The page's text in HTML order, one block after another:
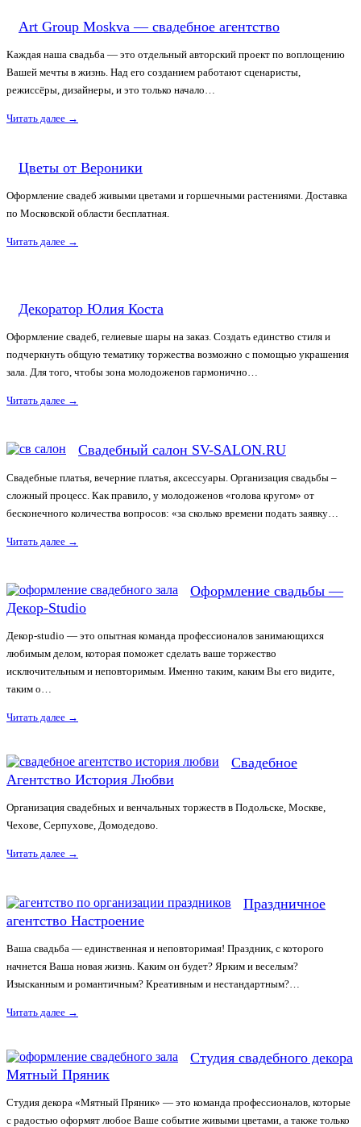
Art Group Moskva — свадебное агентство
Каждая наша свадьба — это отдельный авторский проект по воплощению
Вашей мечты в жизнь. Над его созданием работают сценаристы,
режиссёры, дизайнеры, и это только начало…
Читать далее →
Цветы от Вероники
Оформление свадеб живыми цветами и горшечными растениями. Доставка
по Московской области бесплатная.
Читать далее →
Декоратор Юлия Коста
Оформление свадеб, гелиевые шары на заказ. Создать единство стиля и
подчеркнуть общую тематику торжества возможно с помощью украшения
зала. Для того, чтобы зона молодоженов гармонично…
Читать далее →
Свадебный салон SV-SALON.RU
Свадебные платья, вечерние платья, аксессуары. Организация свадьбы –
сложный процесс. Как правило, у молодоженов «голова кругом» от
бесконечного количества вопросов: «за сколько времени подать заявку…
Читать далее →
Оформление свадьбы —
Декор-Studio
Декор-studio — это опытная команда профессионалов занимающихся
любимым делом, которая поможет сделать ваше торжество
исключительным и неповторимым. Именно таким, каким Вы его видите,
таким о…
Читать далее →
Свадебное
Агентство История Любви
Организация свадебных и венчальных торжеств в Подольске, Москве,
Чехове, Серпухове, Домодедово.
Читать далее →
Праздничное
агентство Настроение
Ваша свадьба — единственная и неповторимая! Праздник, с которого
начнется Ваша новая жизнь. Каким он будет? Ярким и веселым?
Изысканным и романтичным? Креативным и нестандартным?…
Читать далее →
Студия свадебного декора
Мятный Пряник
Студия декора «Мятный Пряник» — это команда профессионалов, которые
с радостью оформят любое Ваше событие живыми цветами, а также только